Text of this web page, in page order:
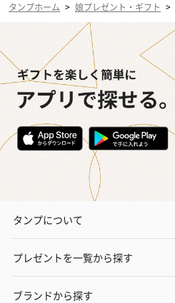
タンプホーム > 娘プレゼント・ギフト >
タンプについて
プレゼントを一覧から探す
ブランドから探す